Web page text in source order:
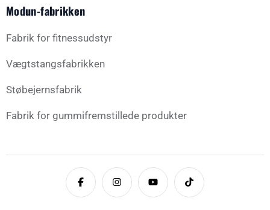
Modun-fabrikken
Fabrik for fitnessudstyr
Vægtstangsfabrikken
Støbejernsfabrik
Fabrik for gummifremstillede produkter